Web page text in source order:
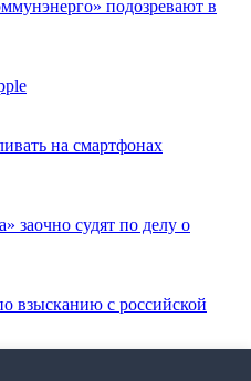
подозревают в
на смартфонах
заочно судят по делу о
взысканию с российской